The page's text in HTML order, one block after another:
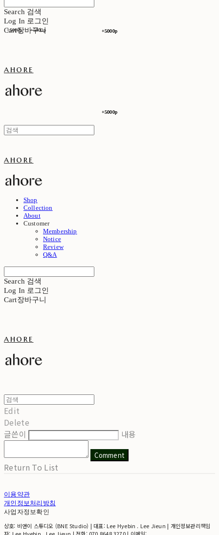
Search 검색
Log In
+5000p
로그인
+5000p +5000p
+5000p
Cart장바구니
ahore
+5000p
+5000p
ahore
Shop
Collection
About
Customer
Membership
Notice
Review
Q&A
Search 검색
Log In 로그인
Cart장바구니
ahore
Edit
Delete
글쓴이
내용
Comment
Return To List
이용약관
개인정보처리방침
사업자정보확인
상호: 비앤이 스튜디오 (BNE Studio) | 대표: Lee Hyebin . Lee Jieun | 개인정보관리책임
자: Lee Hyebin . Lee Jieun | 전화: 070 8648 3270 | 이메일: